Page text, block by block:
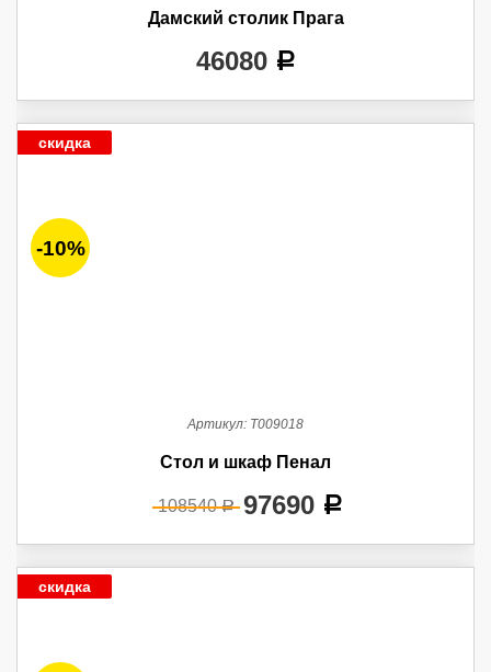
Дамский столик Прага
46080 a
скидка
-10%
Артикул: Т009018
Стол и шкаф Пенал
108540a 97690 a
скидка